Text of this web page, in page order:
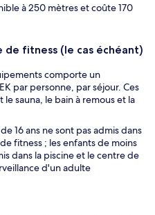
à 250 mètres et coûte 170
de fitness (le cas échéant)
comporte un
par personne, par séjour. Ces
sauna, le bain à remous et la
16 ans ne sont pas admis dans
fitness ; les enfants de moins
dans la piscine et le centre de
d'un adulte